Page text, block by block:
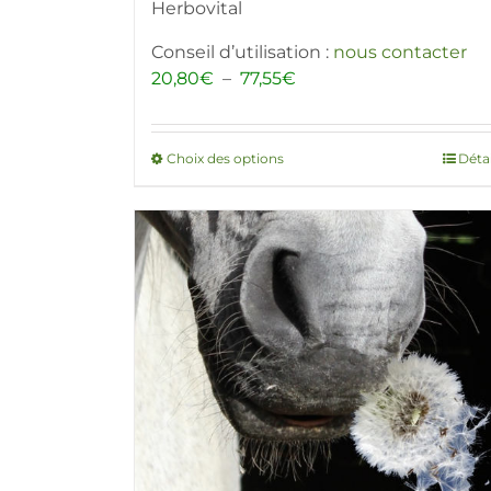
Herbovital
Conseil d’utilisation : nous contacter
20,80€ – 77,55€
prix :
77,55€
Choix des optionsCe
a
plusieurs
variations.
Les
options
peuvent
être
choisies
sur
la
page